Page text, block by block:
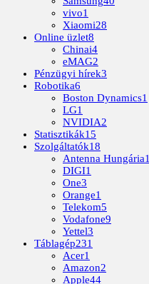
vivo1
Xiaomi28
Online üzlet8
Chinai4
eMAG2
Pénzügyi hírek3
Robotika6
Boston Dynamics1
LG1
NVIDIA2
Statisztikák15
Szolgáltatók18
Antenna Hungária1
DIGI1
One3
Orange1
Telekom5
Vodafone9
Yettel3
Táblagép231
Acer1
Amazon2
Apple44